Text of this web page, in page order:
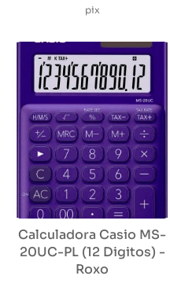
pix
Calculadora Casio MS-
20UC-PL (12 Digitos) -
Roxo